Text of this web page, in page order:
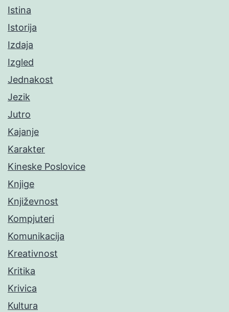
Istina
Istorija
Izdaja
Izgled
Jednakost
Jezik
Jutro
Kajanje
Karakter
Kineske Poslovice
Knjige
Književnost
Kompjuteri
Komunikacija
Kreativnost
Kritika
Krivica
Kultura